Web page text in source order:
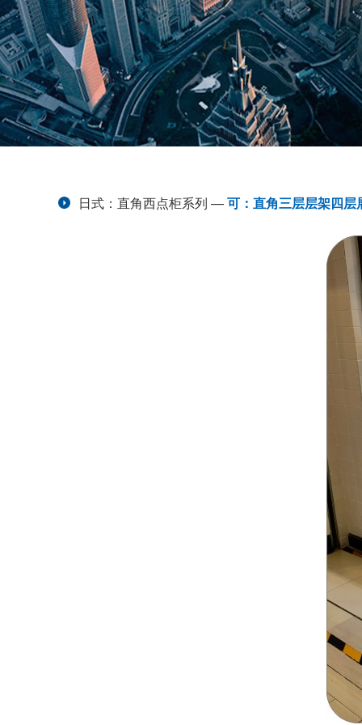
日式：直角西点柜系列 —可：直角三层层架四层